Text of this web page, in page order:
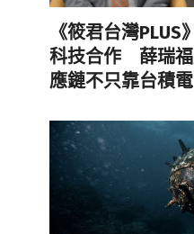
《筱君台灣PLUS
科技合作 薛瑞福
應鏈不只靠台積電